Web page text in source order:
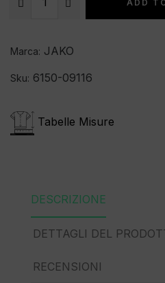
ADD
Marca: JAKO
Sku: 6150-09116
Tabelle Misure
DESCRIZIONE
DETTAGLI DEL
RECENSIONI